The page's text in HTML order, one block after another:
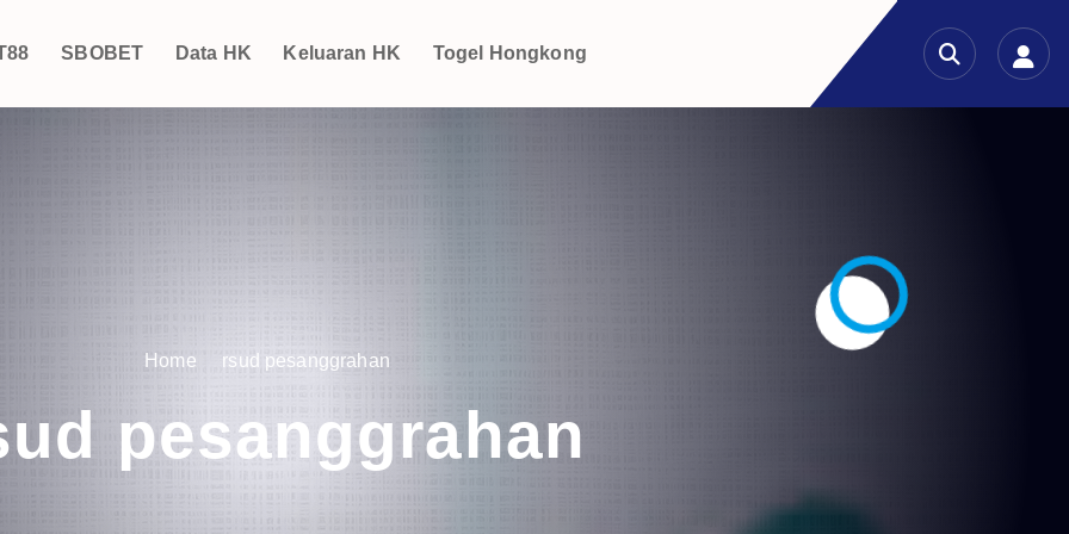
SBOBET Data HK Keluaran HK Togel Hongkong
Home rsud pesanggrahan
pesanggrahan